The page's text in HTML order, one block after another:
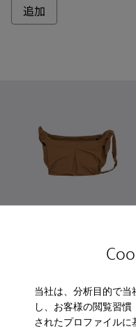
当社は、分析目的で
し、お客様の閲覧習
されたプロファイル
追加
Climaco - B1337-049 -
Climaco -
Climaco
￥19,800